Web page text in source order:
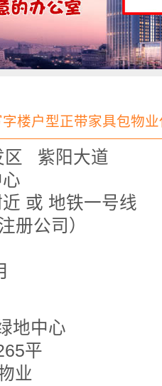
楼户型正带家具包物
区 紫阳大道
或 地铁一号线
册公司）
地中心
平
业